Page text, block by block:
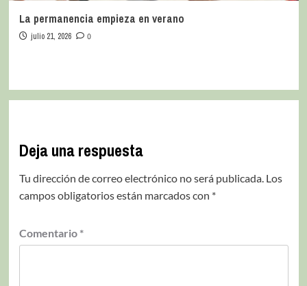
La permanencia empieza en verano
julio 21, 2026 0
Deja una respuesta
Tu dirección de correo electrónico no será publicada. Los
campos obligatorios están marcados con *
Comentario *